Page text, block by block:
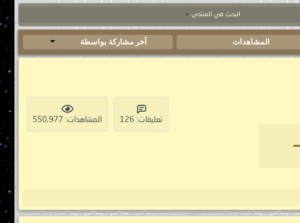
البحث في المنتدى
المشاهدات آخر مشاركة بواسطة
تعليقات: 126 المشاهدات: 550,977